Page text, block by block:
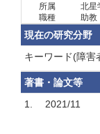
所属
北星
職種
助教
現在の研究分野
キーワード(障害
著書・論文等
1.
2021/11